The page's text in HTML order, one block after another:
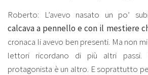
Roberto: L’avevo nasato un po’
calcava a pennello e con il mestiere
cronaca li avevo ben presenti. Ma non
lettori ricordano di più altri passi.
protagonista è un altro. E soprattutto